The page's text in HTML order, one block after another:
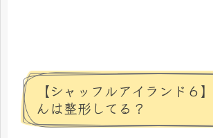
【シャッフルアイランド６
んは整形してる？